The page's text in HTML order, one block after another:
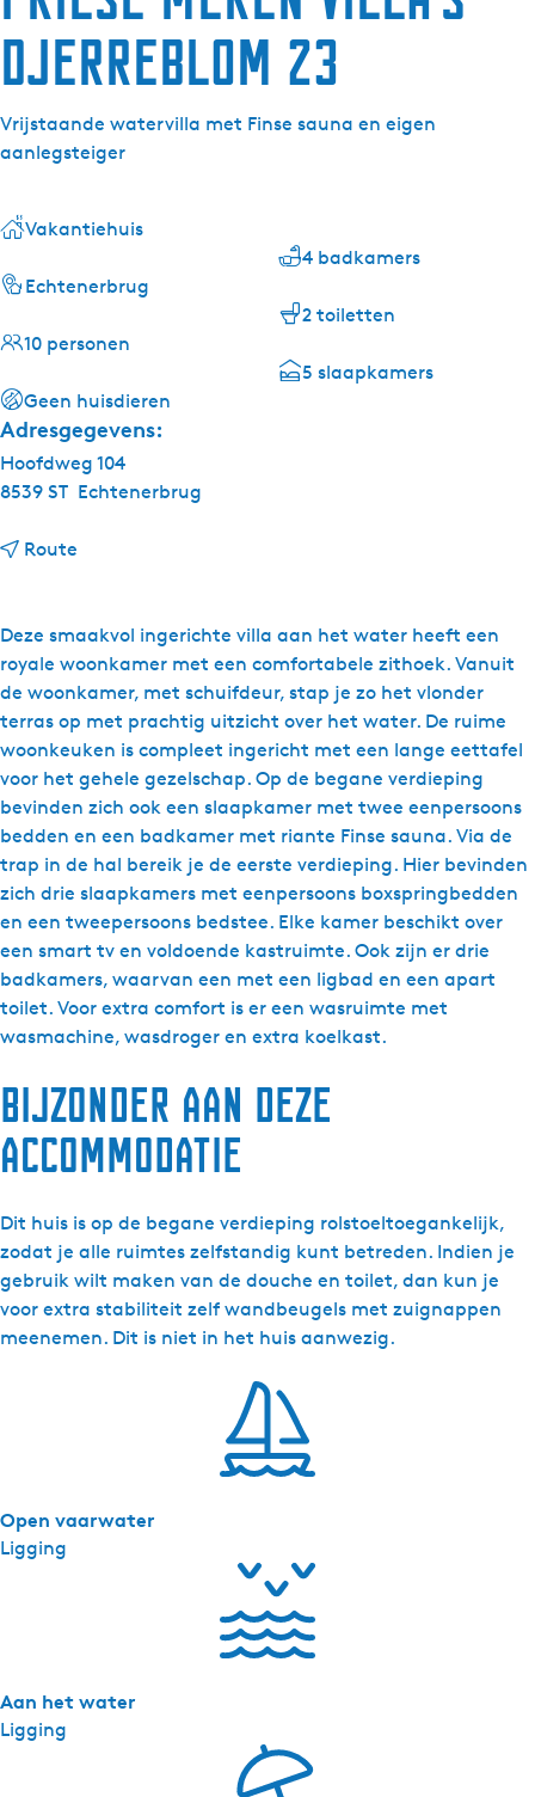
Djerreblom 23
Vrijstaande watervilla met Finse sauna en eigen
aanlegsteiger
Deze smaakvol ingerichte villa aan het water heeft een
royale woonkamer met een comfortabele zithoek. Vanuit
de woonkamer, met schuifdeur, stap je zo het vlonder
terras op met prachtig uitzicht over het water. De ruime
woonkeuken is compleet ingericht met een lange eettafel
voor het gehele gezelschap. Op de begane verdieping
bevinden zich ook een slaapkamer met twee eenpersoons
bedden en een badkamer met riante Finse sauna. Via de
trap in de hal bereik je de eerste verdieping. Hier bevinden
zich drie slaapkamers met eenpersoons boxspringbedden
en een tweepersoons bedstee. Elke kamer beschikt over
een smart tv en voldoende kastruimte. Ook zijn er drie
badkamers, waarvan een met een ligbad en een apart
toilet. Voor extra comfort is er een wasruimte met
wasmachine, wasdroger en extra koelkast.
Bijzonder aan deze
accommodatie
Dit huis is op de begane verdieping rolstoeltoegankelijk,
zodat je alle ruimtes zelfstandig kunt betreden. Indien je
gebruik wilt maken van de douche en toilet, dan kun je
voor extra stabiliteit zelf wandbeugels met zuignappen
meenemen. Dit is niet in het huis aanwezig.
Ligging
Open vaarwater
Ligging
Aan het water
Vakantiehuis
Echtenerbrug
10 personen
Geen huisdieren
4 badkamers
2 toiletten
5 slaapkamers
Adresgegevens:
Hoofdweg 104
8539 ST Echtenerbrug
Route
r
F
r
i
e
s
e
M
e
r
e
n
V
i
l
a
'
-
j
e
r
r
e
3